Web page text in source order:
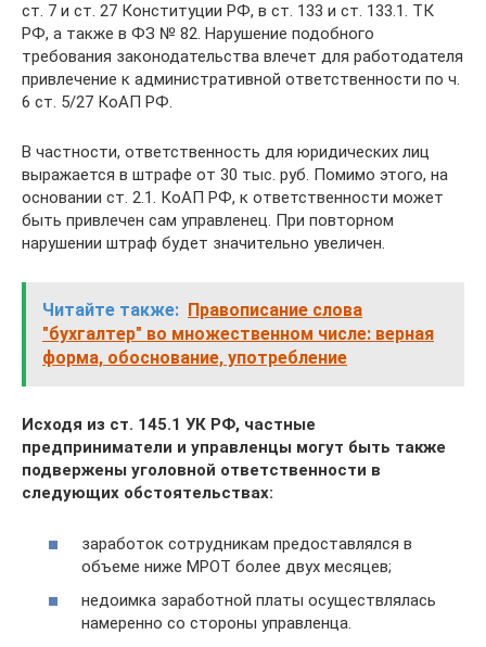
ст. 7 и ст. 27 Конституции РФ, в ст. 133 и ст. 133.1. ТК
РФ, а также в ФЗ № 82. Нарушение подобного
требования законодательства влечет для работодателя
привлечение к административной ответственности по ч.
6 ст. 5/27 КоАП РФ.
В частности, ответственность для юридических лиц
выражается в штрафе от 30 тыс. руб. Помимо этого, на
основании ст. 2.1. КоАП РФ, к ответственности может
быть привлечен сам управленец. При повторном
нарушении штраф будет значительно увеличен.
Читайте также: Правописание слова
"бухгалтер" во множественном числе: верная
форма, обоснование, употребление
Исходя из ст. 145.1 УК РФ, частные
предприниматели и управленцы могут быть также
подвержены уголовной ответственности в
следующих обстоятельствах:
заработок сотрудникам предоставлялся в
объеме ниже МРОТ более двух месяцев;
недоимка заработной платы осуществлялась
намеренно со стороны управленца.